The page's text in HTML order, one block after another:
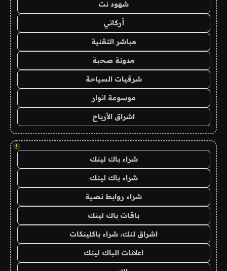
شهود نت
أركاني
مباشر التقنية
مدونة صحبة
شرقيات السياحة
موسوعة انوار
اشراق الأرباح
!
شراء باك لينك
شراء باك لينك
شراء روابط نصية
باقات باك لينك
اشراق لنك، شراء باكلينكات
اعلانات الباك لينك